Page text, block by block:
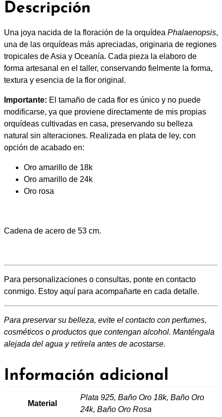
d
e
1
8
0
,
a
s
t
a
2
4
,
p
i
s
c
a
n
i
d
a
d
Descripción
Una joya nacida de la floración de la orquídea Phalaenopsis,
una de las orquídeas más apreciadas, originaria de regiones
tropicales de Asia y Oceanía. Cada pieza la elaboro de
forma artesanal en el taller, conservando fielmente la forma,
textura y esencia de la flor original.
Importante: El tamaño de cada flor es único y no puede
modificarse, ya que proviene directamente de mis propias
orquídeas cultivadas en casa, preservando su belleza
natural sin alteraciones. Realizada en plata de ley, con
opción de acabado en:
Oro amarillo de 18k
Oro amarillo de 24k
Oro rosa
Cadena de acero de 53 cm.
Para personalizaciones o consultas, ponte en contacto
conmigo. Estoy aquí para acompañarte en cada detalle.
Para preservar su belleza, evite el contacto con perfumes,
cosméticos o productos que contengan alcohol. Manténgala
alejada del agua y retírela antes de acostarse.
Información adicional
Material
Plata 925, Baño Oro 18k, Baño Oro
24k, Baño Oro Rosa